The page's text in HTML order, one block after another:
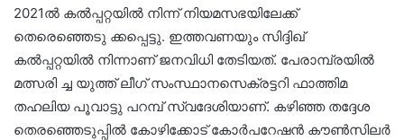
2021ൽ കൽപ്പറ്റയിൽ നിന്ന് നിയമസഭയിലേക്ക്
തെരെഞ്ഞെടു ക്കപ്പെട്ടു. ഇത്തവണയും സിദ്ദിഖ്
കൽപ്പറ്റയിൽ നിന്നാണ് ജനവിധി തേടിയത്. പേരാമ്പ്രയിൽ
മത്സരി ച്ച യുത്ത് ലീഗ് സംസ്ഥാനസെക്രട്ടറി ഫാത്തിമ
തഹ‌ലിയ പൂവാട്ടു പറമ്പ് സ്വദേശിയാണ്. കഴിഞ്ഞ തദ്ദേശ
തെരഞ്ഞെടുപ്പിൽ കോഴിക്കോട് കോർപറേഷൻ കൗൺസിലർ